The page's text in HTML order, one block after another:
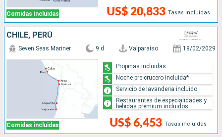
Comidas incluidas US$ 20,833 Tasas incluidas
CHILE, PERÚ
Comidas incluidas
Seven Seas Mariner 9 d Valparaíso 18/02/2029
US$ 6,453 Tasas incluidas
Propinas incluidas
Noche pre-crucero incluida*
Servicio de lavanderia incluido
Restaurantes de especialidades y
bebidas premium incluidos